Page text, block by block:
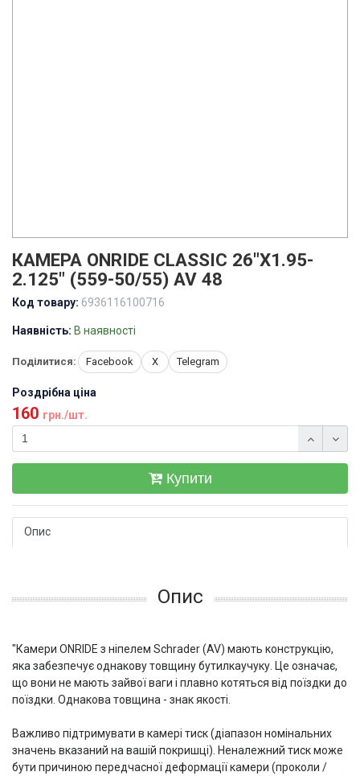
КАМЕРА ONRIDE CLASSIC 26"X1.95-
2.125" (559-50/55) AV 48
Код товару: 6936116100716
Наявність: В наявності
Поділитися: Facebook X Telegram
Роздрібна ціна
160 грн./шт.
Купити
Опис
Опис
"Камери ONRIDE з ніпелем Schrader (AV) мають конструкцію,
яка забезпечує однакову товщину бутилкаучуку. Це означає,
що вони не мають зайвої ваги і плавно котяться від поїздки до
поїздки. Однакова товщина - знак якості.
Важливо підтримувати в камері тиск (діапазон номінальних
значень вказаний на вашій покришці). Неналежний тиск може
бути причиною передчасної деформації камери (проколи /